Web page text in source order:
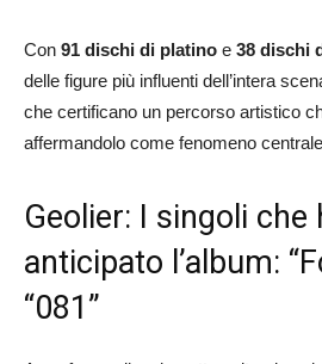
Con 91 dischi di platino e 38 dischi
delle figure più influenti dell’intera
che certificano un percorso artistico
affermandolo come fenomeno
Geolier: I singoli che
anticipato l’album:
“081”